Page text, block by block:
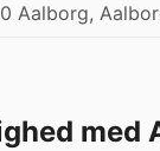
Aalborg,
med